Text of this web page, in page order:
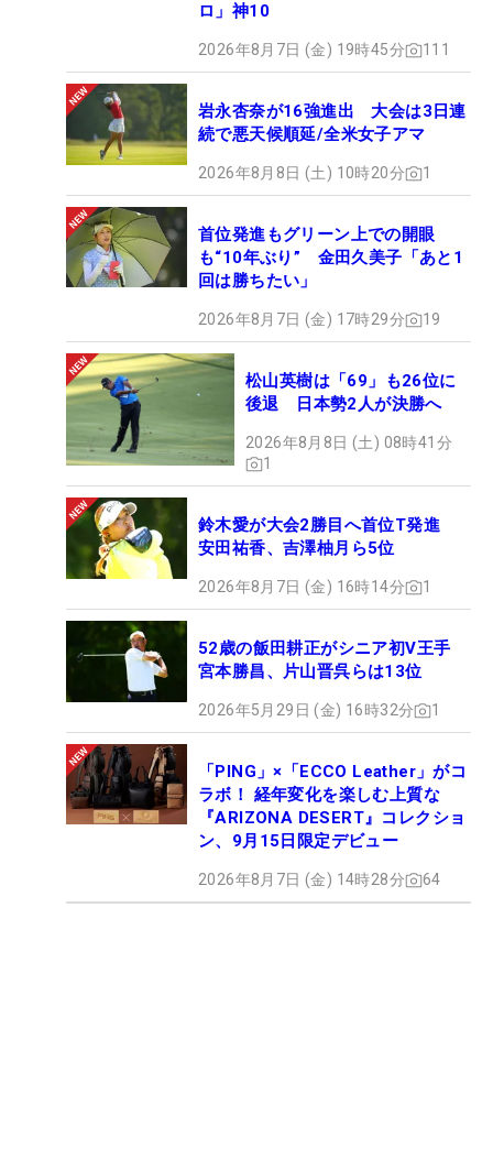
ロ」神10
2026年8月7日 (金) 19時45分 111
岩永杏奈が16強進出 大会は3日連
続で悪天候順延/全米女子アマ
2026年8月8日 (土) 10時20分 1
首位発進もグリーン上での開眼
も“10年ぶり” 金田久美子「あと1
回は勝ちたい」
2026年8月7日 (金) 17時29分 19
松山英樹は「69」も26位に
後退 日本勢2人が決勝へ
2026年8月8日 (土) 08時41分
1
鈴木愛が大会2勝目へ首位T発進
安田祐香、吉澤柚月ら5位
2026年8月7日 (金) 16時14分 1
52歳の飯田耕正がシニア初V王手
宮本勝昌、片山晋呉らは13位
2026年5月29日 (金) 16時32分 1
「PING」×「ECCO Leather」がコ
ラボ！ 経年変化を楽しむ上質な
『ARIZONA DESERT』コレクショ
ン、9月15日限定デビュー
2026年8月7日 (金) 14時28分 64